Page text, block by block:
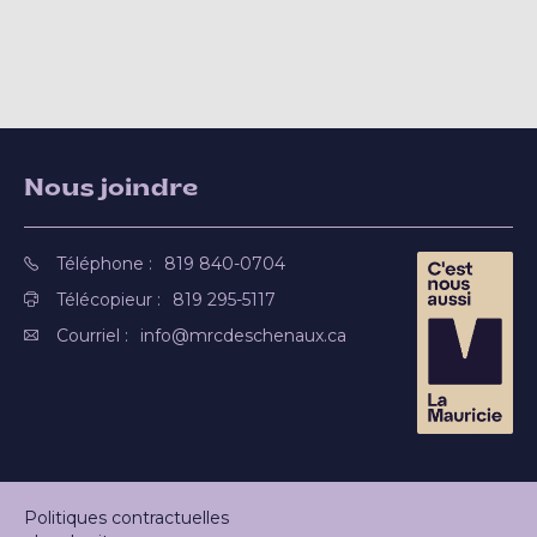
Nous joindre
Téléphone :
819 840-0704
Télécopieur :
819 295-5117
Courriel :
info@mrcdeschenaux.ca
Politiques contractuelles